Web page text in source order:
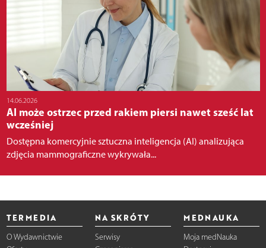
14.06.2026
AI może ostrzec przed rakiem piersi nawet sześć lat
wcześniej
Dostępna komercyjnie sztuczna inteligencja (AI) analizująca
zdjęcia mammograficzne wykrywała...
TERMEDIA
O Wydawnictwie
NA SKRÓTY
Serwisy
MEDNAUKA
Moja medNauka